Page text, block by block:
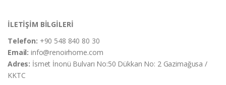
İLETİŞİM BİLGİLERİ
Telefon: +90 548 840 80 30
Email:info@renoirhome.com
Adres: İsmet İnonü Bulvarı No:50 Dükkan No: 2 Gazimağusa /
KKTC